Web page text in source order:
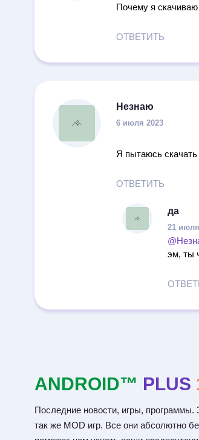
Почему я скачиваю
ОТВЕТИТЬ
Незнаю
6 июля 2023
Я пытаюсь
ОТВЕТИТЬ
да
21
эм, ты
ANDROID™ PLUS
Последние новости, игры, программы.
так же MOD игр. Все они абсолютно